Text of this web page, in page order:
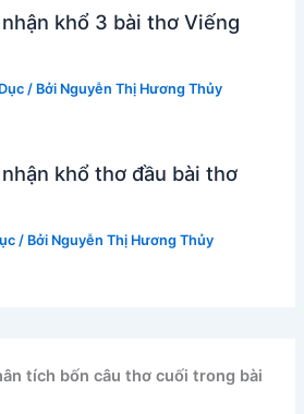
khổ 3 bài thơ Viếng
/ Bởi Nguyễn Thị Hương Thủy
khổ thơ đầu bài thơ
/ Bởi Nguyễn Thị Hương Thủy
tích bốn câu thơ cuối trong bài